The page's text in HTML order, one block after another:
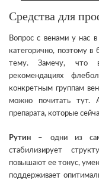
Средства для
Вопрос с венами у нас
категорично, поэтому в
тему. Замечу, что
рекомендациях
конкретным группам
можно почитать тут.
препарата, которые
Рутин – одни из
стабилизирует
повышают ее тонус,
поддерживает